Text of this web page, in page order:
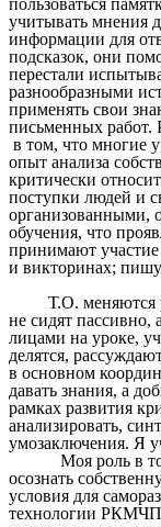
учитывать мнения
информации для
подсказок, они
перестали
разнообразными
применять свои
письменных работ.
в том, что многие
опыт анализа
критически
поступки людей и
организованными,
обучения, что
принимают
и викторинах;
Т.О. меняются
не сидят пассивно,
лицами на уроке,
делятся,
в основном
давать знания, а
рамках развития
анализировать,
умозаключения. Я
Моя роль в
осознать
условия для
технологии